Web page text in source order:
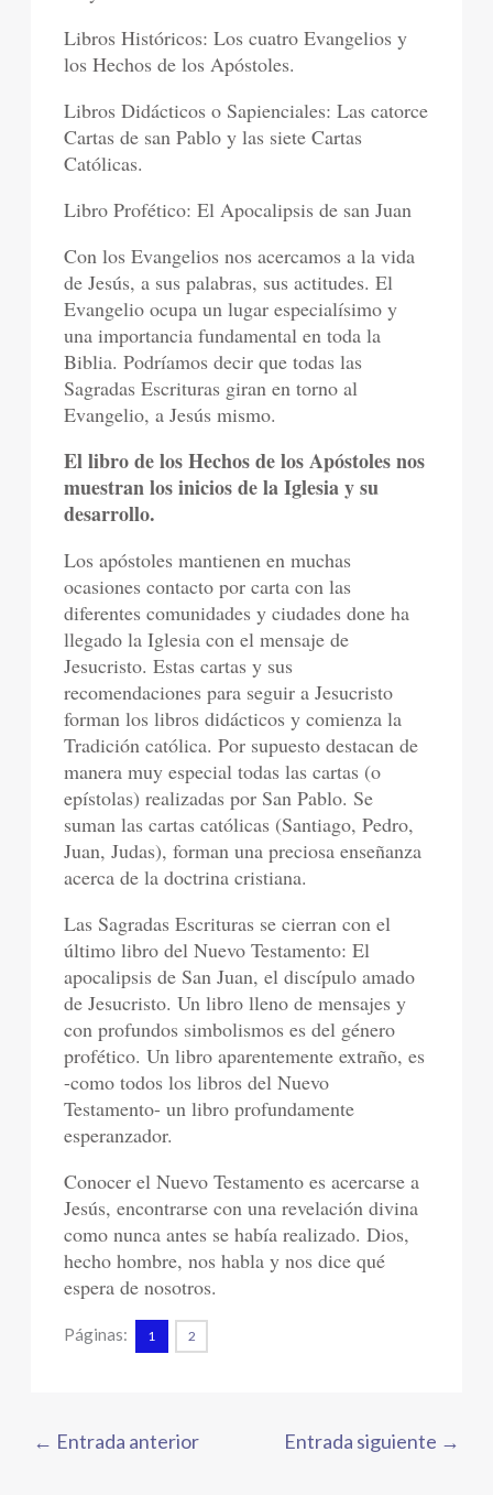
Libros Históricos: Los cuatro Evangelios y
los Hechos de los Apóstoles.
Libros Didácticos o Sapienciales: Las catorce
Cartas de san Pablo y las siete Cartas
Católicas.
Libro Profético: El Apocalipsis de san Juan
Con los Evangelios nos acercamos a la vida
de Jesús, a sus palabras, sus actitudes. El
Evangelio ocupa un lugar especialísimo y
una importancia fundamental en toda la
Biblia. Podríamos decir que todas las
Sagradas Escrituras giran en torno al
Evangelio, a Jesús mismo.
El libro de los Hechos de los Apóstoles nos
muestran los inicios de la Iglesia y su
desarrollo.
Los apóstoles mantienen en muchas
ocasiones contacto por carta con las
diferentes comunidades y ciudades done ha
llegado la Iglesia con el mensaje de
Jesucristo. Estas cartas y sus
recomendaciones para seguir a Jesucristo
forman los libros didácticos y comienza la
Tradición católica. Por supuesto destacan de
manera muy especial todas las cartas (o
epístolas) realizadas por San Pablo. Se
suman las cartas católicas (Santiago, Pedro,
Juan, Judas), forman una preciosa enseñanza
acerca de la doctrina cristiana.
Las Sagradas Escrituras se cierran con el
último libro del Nuevo Testamento: El
apocalipsis de San Juan, el discípulo amado
de Jesucristo. Un libro lleno de mensajes y
con profundos simbolismos es del género
profético. Un libro aparentemente extraño, es
-como todos los libros del Nuevo
Testamento- un libro profundamente
esperanzador.
Conocer el Nuevo Testamento es acercarse a
Jesús, encontrarse con una revelación divina
como nunca antes se había realizado. Dios,
hecho hombre, nos habla y nos dice qué
espera de nosotros.
Páginas: 1 2
← Entrada anterior Entrada siguiente →